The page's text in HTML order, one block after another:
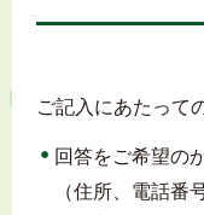
ご記入にあたって
回答をご希望の
（住所、電話番